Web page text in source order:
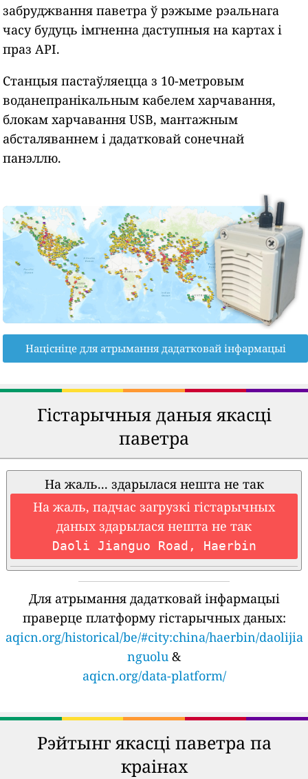
забруджвання паветра ў рэжыме рэальнага
часу будуць імгненна даступныя на картах і
праз API.
Станцыя пастаўляецца з 10-метровым
воданепранікальным кабелем харчавання,
блокам харчавання USB, мантажным
абсталяваннем і дадатковай сонечнай
панэллю.
Націсніце для атрымання дадатковай інфармацыі
Гістарычныя даныя якасці
паветра
На жаль... здарылася нешта не так
На жаль, падчас загрузкі гістарычных
даных здарылася нешта не так
Daoli Jianguo Road, Haerbin
Для атрымання дадатковай інфармацыі
праверце платформу гістарычных даных:
aqicn.org/historical/be/#city:china/haerbin/daolijia
nguolu &
aqicn.org/data-platform/
Рэйтынг якасці паветра па
краінах